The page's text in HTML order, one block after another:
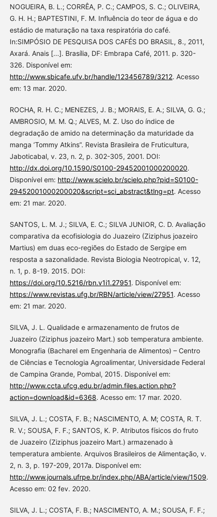
NOGUEIRA, B. L.; CORRÊA, P. C.; CAMPOS, S. C.; OLIVEIRA,
G. H. H.; BAPTESTINI, F. M. Influência do teor de água e do
estádio de maturação na taxa respiratória do café.
In:SIMPÓSIO DE PESQUISA DOS CAFÉS DO BRASIL, 8., 2011,
Axará. Anais [...]. Brasília, DF: Embrapa Café, 2011. p. 320-
326. Disponível em:
http://www.sbicafe.ufv.br/handle/123456789/3212. Acesso
em: 13 mar. 2020.
ROCHA, R. H. C.; MENEZES, J. B.; MORAIS, E. A.; SILVA, G. G.;
AMBROSIO, M. M. Q.; ALVES, M. Z. Uso do índice de
degradação de amido na determinação da maturidade da
manga ‘Tommy Atkins”. Revista Brasileira de Fruticultura,
Jaboticabal, v. 23, n. 2, p. 302-305, 2001. DOI:
http://dx.doi.org/10.1590/S0100-29452001000200020.
Disponível em: http://www.scielo.br/scielo.php?pid=S0100-
29452001000200020&script=sci_abstract&tlng=pt. Acesso
em: 21 mar. 2020.
SANTOS, L. M. J.; SILVA, E. C.; SILVA JUNIOR, C. D. Avaliação
comparativa da ecofisiologia do Juazeiro (Ziziphus joazeiro
Martius) em duas eco-regiões do Estado de Sergipe em
resposta a sazonalidade. Revista Biologia Neotropical, v. 12,
n. 1, p. 8-19. 2015. DOI:
https://doi.org/10.5216/rbn.v1i1.27951. Disponível em:
https://www.revistas.ufg.br/RBN/article/view/27951. Acesso
em: 21 mar. 2020.
SILVA, J. L. Qualidade e armazenamento de frutos de
Juazeiro (Ziziphus joazeiro Mart.) sob temperatura ambiente.
Monografia (Bacharel em Engenharia de Alimentos) – Centro
de Ciências e Tecnologia Agroalimentar, Universidade Federal
de Campina Grande, Pombal, 2015. Disponível em:
http://www.ccta.ufcg.edu.br/admin.files.action.php?
action=download&id=6368. Acesso em: 17 mar. 2020.
SILVA, J. L.; COSTA, F. B.; NASCIMENTO, A. M; COSTA, R. T.
R. V.; SOUSA, F. F.; SANTOS, K. P. Atributos físicos do fruto
de Juazeiro (Ziziphus joazeiro Mart.) armazenado à
temperatura ambiente. Arquivos Brasileiros de Alimentação, v.
2, n. 3, p. 197-209, 2017a. Disponível em:
http://www.journals.ufrpe.br/index.php/ABA/article/view/1509.
Acesso em: 02 fev. 2020.
SILVA, J. L.; COSTA, F. B.; NASCIMENTO, A. M.; SOUSA, F. F.;